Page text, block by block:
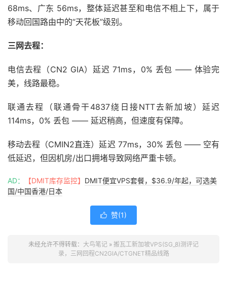
68ms、广东 56ms，整体延迟甚至和电信不相上下，属于
移动回国路由中的“天花板”级别。
三网去程：
电信去程（CN2 GIA）延迟 71ms，0% 丢包 —— 体验完
美，线路最稳。
联通去程（联通骨干4837绕日接NTT去新加坡）延迟
114ms，0% 丢包 —— 延迟稍高，但速度有保障。
移动去程（CMIN2直连）延迟 77ms，30% 丢包 —— 空有
低延迟，但因机房/出口拥堵导致网络严重卡顿。
AD： 【DMIT库存监控】 DMIT便宜VPS套餐，$36.9/年起，可选美
国/中国香港/日本
 赞(1)
未经允许不得转载： 大鸟笔记 » 搬瓦工新加坡VPS(SG_8)测评记
录，三网回程CN2GIA/CTGNET精品线路